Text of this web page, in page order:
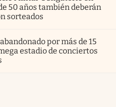
50 años también deberán
sorteados
por más de 15
estadio de conciertos